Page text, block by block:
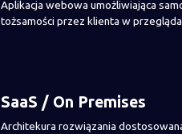
Aplikacja webowa umożliwiająca
tożsamości przez klienta w
SaaS / On Premises
Architekura rozwiązania